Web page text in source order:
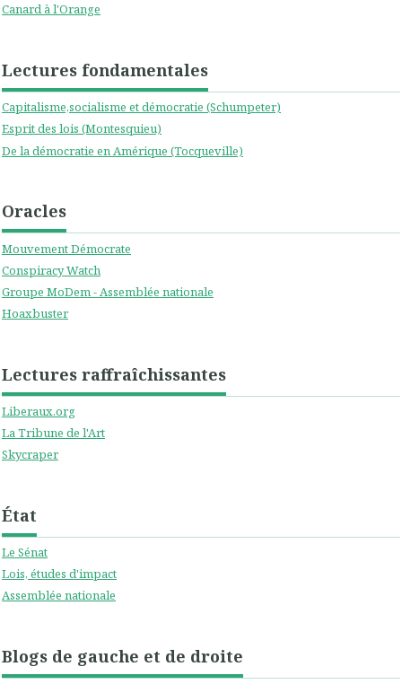
Canard à l'Orange
Lectures fondamentales
Capitalisme,socialisme et démocratie (Schumpeter)
Esprit des lois (Montesquieu)
De la démocratie en Amérique (Tocqueville)
Oracles
Mouvement Démocrate
Conspiracy Watch
Groupe MoDem - Assemblée nationale
Hoaxbuster
Lectures raffraîchissantes
Liberaux.org
La Tribune de l'Art
Skycraper
État
Le Sénat
Lois, études d'impact
Assemblée nationale
Blogs de gauche et de droite